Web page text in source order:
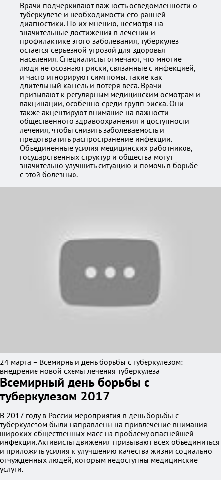
Врачи подчеркивают важность осведомленности о
туберкулезе и необходимости его ранней
диагностики. По их мнению, несмотря на
значительные достижения в лечении и
профилактике этого заболевания, туберкулез
остается серьезной угрозой для здоровья
населения. Специалисты отмечают, что многие
люди не осознают риски, связанные с инфекцией,
и часто игнорируют симптомы, такие как
длительный кашель и потеря веса. Врачи
призывают к регулярным медицинским осмотрам и
вакцинации, особенно среди групп риска. Они
также акцентируют внимание на важности
общественного здравоохранения и доступности
лечения, чтобы снизить заболеваемость и
предотвратить распространение инфекции.
Объединенные усилия медицинских работников,
государственных структур и общества могут
значительно улучшить ситуацию и помочь в борьбе
с этой болезнью.
24 марта – Всемирный день борьбы с туберкулезом:
внедрение новой схемы лечения туберкулеза
Всемирный день борьбы с
туберкулезом 2017
В 2017 году в России мероприятия в день борьбы с
туберкулезом были направлены на привлечение внимания
широких общественных масс на проблему опаснейшей
инфекции. Активисты движения призывают всех объединиться
и приложить усилия к улучшению качества жизни социально
отчужденных людей, которым недоступны медицинские
услуги.